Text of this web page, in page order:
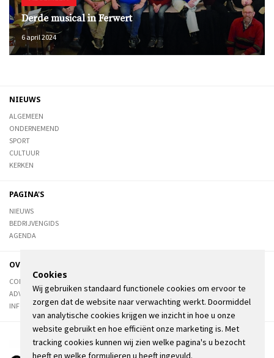
Derde musical in Ferwert
6 april 2024
NIEUWS
ALGEMEEN
ONDERNEMEND
SPORT
CULTUUR
KERKEN
PAGINA'S
NIEUWS
BEDRIJVENGIDS
AGENDA
OVER DE STIENSER
CONTACT
ADVERTEREN
INFORMATIE
Cookies
Wij gebruiken standaard functionele cookies om ervoor te
zorgen dat de website naar verwachting werkt. Doormiddel
van analytische cookies krijgen we inzicht in hoe u onze
website gebruikt en hoe efficiënt onze marketing is. Met
tracking cookies kunnen wij zien welke pagina's u bezocht
heeft en welke formulieren u heeft ingevuld.